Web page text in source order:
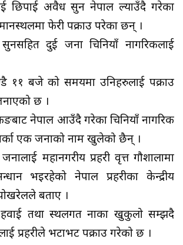
छिपाई अवैध सुन नेपाल ल्याउँदै गरेका
फेरी पक्राउ परेका छन् ।
दुई जना चिनियाँ नागरिकलाई
११ बजे को समयमा उनिहरुलाई पक्राउ
छ ।
नेपाल आउँदै गरेका चिनियाँ नागरिक
एक जनाको नाम खुलेको छैन् ।
महानगरीय प्रहरी वृत्त गौशालामा
भइरहेको नेपाल प्रहरीका केन्द्रीय
बताए ।
हवाई तथा स्थलगत नाका खुकुलो सम्झदै
प्रहरीले भटाभट पक्राउ गरेको छ ।